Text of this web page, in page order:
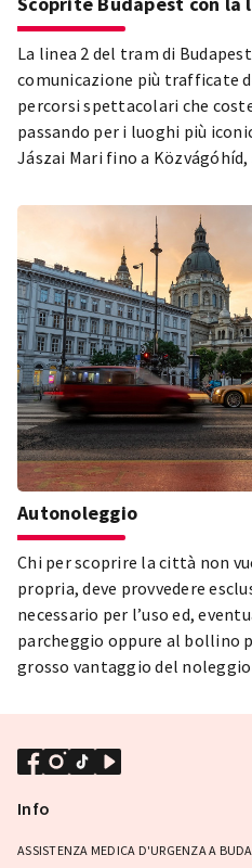
La linea 2 del tram di
comunicazione più trafficate
percorsi spettacolari che
passando per i luoghi più
Jászai Mari fino a
culturali e luoghi
Autonoleggio
Chi per scoprire la città non
propria, deve provvedere
necessario per l’uso ed,
parcheggio oppure al bollino
grosso vantaggio del
intraprendere la visita della
con un fuoristrada mentre
decapottabile sportiva.
Info
ASSISTENZA MEDICA D'URGENZA A